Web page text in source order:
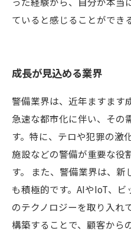
ていると感じることができ
成長が見込める業界
警備業界は、近年ますます
急速な都市化に伴い、その
す。特に、テロや犯罪の激
施設などの警備が重要な役
す。 また、警備業界は、
も積極的です。AIやIoT、
のテクノロジーを取り入れ
構築することで、顧客から